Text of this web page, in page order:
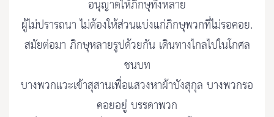
อนุญาตให้ภิกษุทั้งหลาย
ผู้ไม่ปรารถนา ไม่ต้องให้ส่วนแบ่งแก่ภิกษุพวกที่ไม่รอคอย.
สมัยต่อมา ภิกษุหลายรูปด้วยกัน เดินทางไกลไปในโกศล
ชนบท
บางพวกแวะเข้าสุสานเพื่อแสวงหาผ้าบังสุกุล บางพวกรอ
คอยอยู่ บรรดาพวก